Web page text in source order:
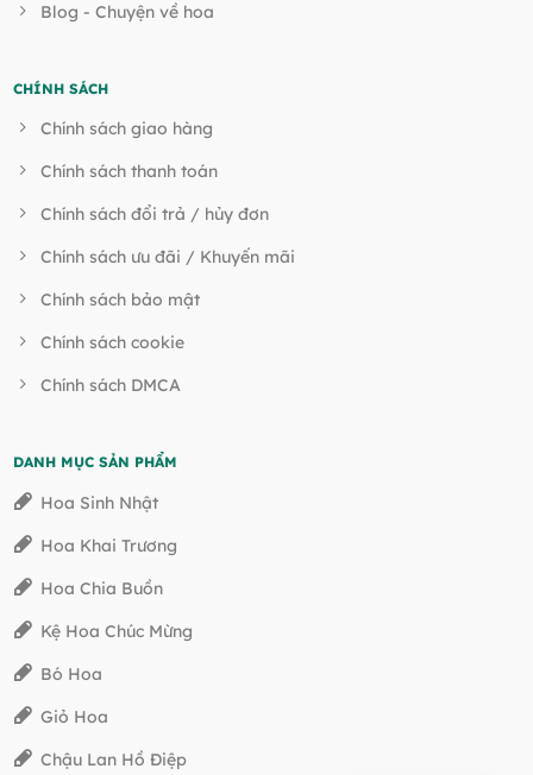
Blog - Chuyện về hoa
CHÍNH SÁCH
Chính sách giao hàng
Chính sách thanh toán
Chính sách đổi trả / hủy đơn
Chính sách ưu đãi / Khuyến mãi
Chính sách bảo mật
Chính sách cookie
Chính sách DMCA
DANH MỤC SẢN PHẨM
Hoa Sinh Nhật
Hoa Khai Trương
Hoa Chia Buồn
Kệ Hoa Chúc Mừng
Bó Hoa
Giỏ Hoa
Chậu Lan Hồ Điệp